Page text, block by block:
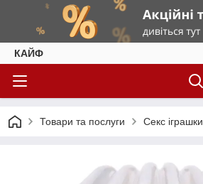
КАЙФ
Товари та послуги Секс іграшки